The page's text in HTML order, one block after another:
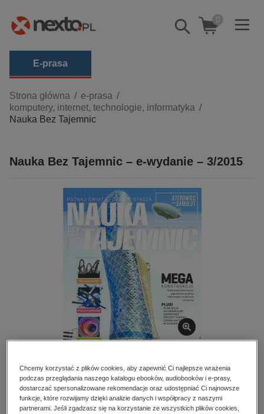
Pokaż/schowaj
wyszukiwarkę
0
E-prasa
Kategorie
Zobacz wszystkie E-prasa
biznesowe, branżowe, gospodarka
edukacja
hobby, sport, rozrywka
komputery, internet, technologie, informatyka
kobiece, lifestyle, kultura
polityka, społeczno-informacyjne
psychologiczne
popularno-naukowe
zdrowie
religie
Strona główna
e-prasa
komputery, internet, technologie, informatyka
Nauka Bez Tajemnic
Nauka Bez Tajemnic – e-wydanie – 3/2015
Przeczytaj fragment
Nauka Bez Tajemnic – e-wydanie – 3/2015
Chcemy korzystać z plików cookies, aby zapewnić Ci najlepsze wrażenia
podczas przeglądania naszego katalogu ebooków, audiobooków i e-prasy,
dostarczać spersonalizowane rekomendacje oraz udostępniać Ci najnowsze
funkcje, które rozwijamy dzięki analizie danych i współpracy z naszymi
partnerami. Jeśli zgadzasz się na korzystanie ze wszystkich plików cookies,